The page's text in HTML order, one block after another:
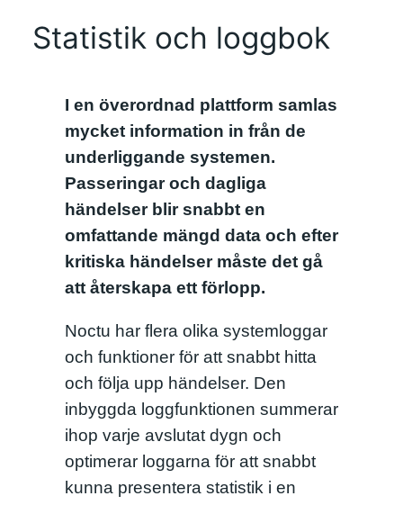
Statistik och loggbok
I en överordnad plattform samlas
mycket information in från de
underliggande systemen.
Passeringar och dagliga
händelser blir snabbt en
omfattande mängd data och efter
kritiska händelser måste det gå
att återskapa ett förlopp.
Noctu har flera olika systemloggar
och funktioner för att snabbt hitta
och följa upp händelser. Den
inbyggda loggfunktionen summerar
ihop varje avslutat dygn och
optimerar loggarna för att snabbt
kunna presentera statistik i en